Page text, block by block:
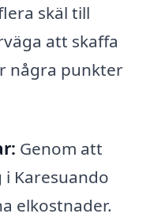
skäl till
att skaffa
några punkter
Genom att
Karesuando
elkostnader.